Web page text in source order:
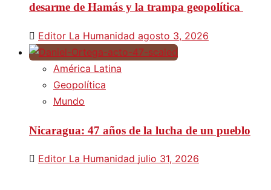
desarme de Hamás y la trampa geopolítica
Editor La Humanidad agosto 3, 2026
América Latina
Geopolítica
Mundo
Nicaragua: 47 años de la lucha de un pueblo
Editor La Humanidad julio 31, 2026